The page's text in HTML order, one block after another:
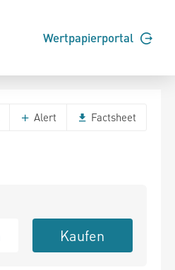
Wertpapierportal
Alert Factsheet
Kaufen